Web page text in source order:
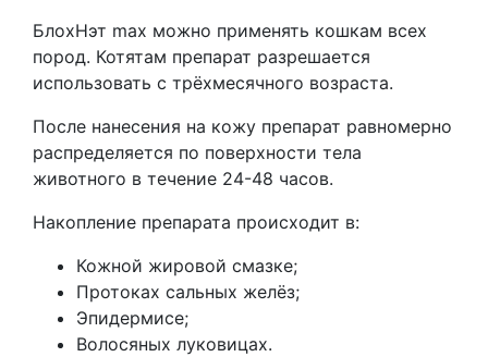
БлохНэт max можно применять кошкам всех
пород. Котятам препарат разрешается
использовать с трёхмесячного возраста.
После нанесения на кожу препарат равномерно
распределяется по поверхности тела
животного в течение 24-48 часов.
Накопление препарата происходит в:
Кожной жировой смазке;
Протоках сальных желёз;
Эпидермисе;
Волосяных луковицах.